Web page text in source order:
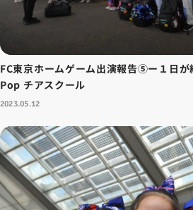
FC東京ホームゲーム出演報告⑤ー１日
Pop チアスクール
2023.05.12